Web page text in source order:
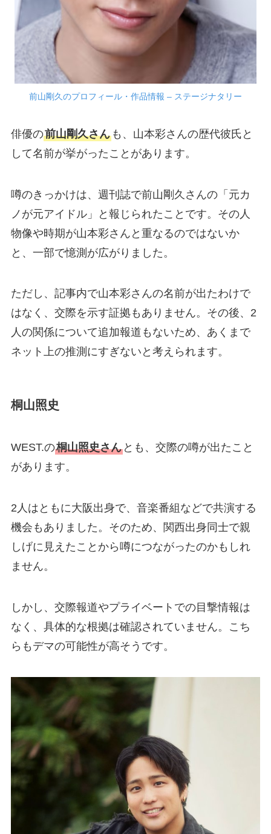
前山剛久のプロフィール・作品情報 – ステージナタリー
俳優の前山剛久さんも、山本彩さんの歴代彼氏と
して名前が挙がったことがあります。
噂のきっかけは、週刊誌で前山剛久さんの「元カ
ノが元アイドル」と報じられたことです。その人
物像や時期が山本彩さんと重なるのではないか
と、一部で憶測が広がりました。
ただし、記事内で山本彩さんの名前が出たわけで
はなく、交際を示す証拠もありません。その後、2
人の関係について追加報道もないため、あくまで
ネット上の推測にすぎないと考えられます。
桐山照史
WEST.の桐山照史さんとも、交際の噂が出たこと
があります。
2人はともに大阪出身で、音楽番組などで共演する
機会もありました。そのため、関西出身同士で親
しげに見えたことから噂につながったのかもしれ
ません。
しかし、交際報道やプライベートでの目撃情報は
なく、具体的な根拠は確認されていません。こち
らもデマの可能性が高そうです。